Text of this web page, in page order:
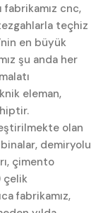
fabrikamız cnc,
teçhiz
en büyük
şu anda her
eleman,
olan
demiryolu
çimento
çelik
fabrikamız,